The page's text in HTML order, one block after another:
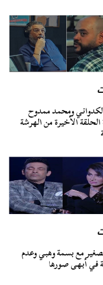
ومحمد ممدوح
الأخيرة من الهرشة
مع بسمة وهبي وعدم
في أبهى صورها